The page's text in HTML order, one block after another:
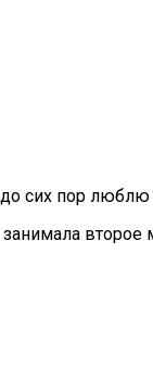
сих пор
второе